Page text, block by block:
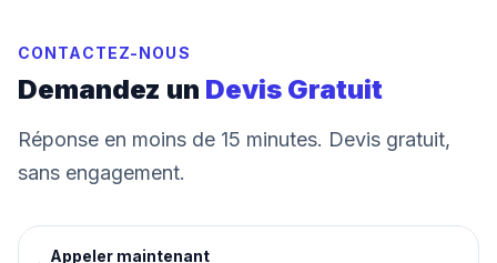
CONTACTEZ-NOUS
Demandez un Devis Gratuit
Réponse en moins de 15 minutes. Devis gratuit,
sans engagement.
Appeler maintenant